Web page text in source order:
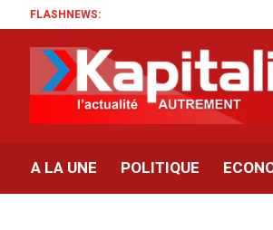
FLASHNEWS:
A LA UNE POLITIQUE